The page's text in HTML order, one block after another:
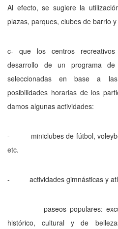
Al efecto, se sugiere la
plazas, parques, clubes de barrio
c- que los centros
desarrollo de un programa de
seleccionadas en base a
posibilidades horarias de los
damos algunas actividades:
- miniclubes de fútbol,
etc.
- actividades gimnásticas y
- paseos populares:
histórico, cultural y de